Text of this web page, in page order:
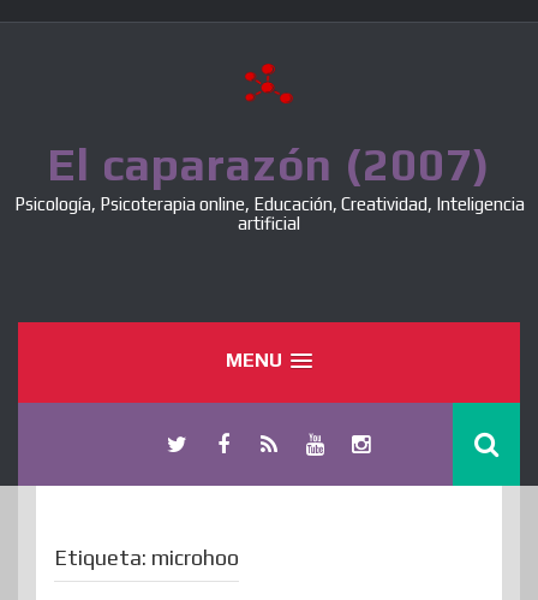
El caparazón (2007)
Psicología, Psicoterapia online, Educación, Creatividad, Inteligencia
artificial
MENU
Etiqueta: microhoo